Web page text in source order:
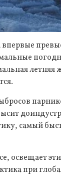
впервые
летняя
самый
освещает
при